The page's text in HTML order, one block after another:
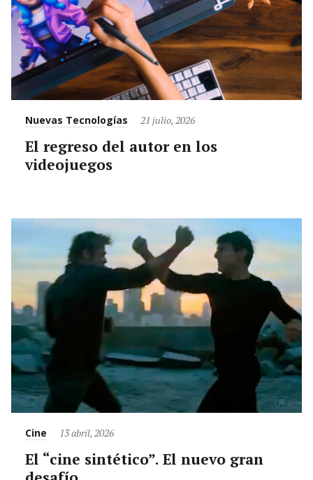
Category
Nuevas Tecnologías
Posted
21 julio, 2026
El regreso del autor en los
videojuegos
Category
Cine
Posted
13 abril, 2026
El “cine sintético”. El nuevo gran